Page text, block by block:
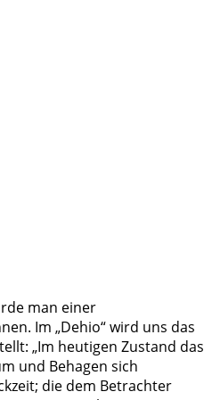
man einer
Im „Dehio“ wird uns das
„Im heutigen Zustand das
und Behagen sich
die dem Betrachter